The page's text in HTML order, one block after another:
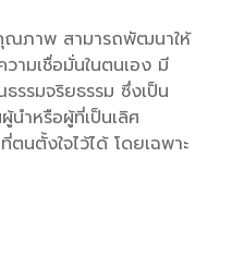
ณภาพ สามารถพัฒนาให้
ามเชื่อมั่นในตนเอง มี
รรมจริยธรรม ซึ่งเป็น
ำหรือผู้ที่เป็นเลิศ
นตั้งใจไว้ได้ โดยเฉพาะ